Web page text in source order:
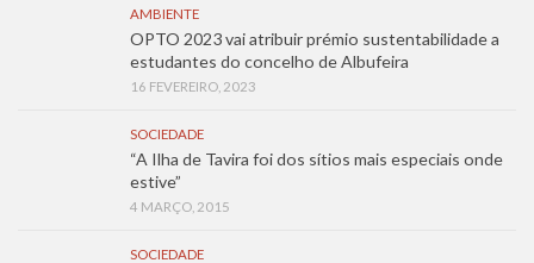
AMBIENTE
OPTO 2023 vai atribuir prémio sustentabilidade a
estudantes do concelho de Albufeira
16 FEVEREIRO, 2023
SOCIEDADE
“A Ilha de Tavira foi dos sítios mais especiais onde
estive”
4 MARÇO, 2015
SOCIEDADE